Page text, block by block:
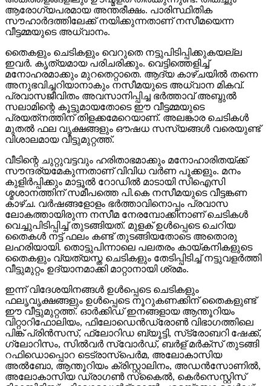
ആരോഗ്യപരമായ അന്തരീക്ഷം. പാരിസ്ഥിതിക
സൗഹാര്‍ദത്തിലേക്ക് നയിക്കുന്നതാണ് നസീമയെന്ന
വീട്ടമ്മയുടെ അധ്വാനം.
തൈകളും ചെടികളും വെറുതെ നട്ടുപിടിപ്പിക്കുകയല്ല
ഇവര്‍. കൃത്യമായ പരിചരിക്കും. വെട്ടിത്തെളിച്ച്
മനോഹരമാക്കും മുറതെറ്റാതെ. ആദ്യ കാഴ്ചയില്‍ തന്നെ
അനുഭവിച്ചറിയാനാകും നസീമയുടെ അധ്വാന മികവ്.
പ്രവാസജീവിതം അവസാനിപ്പിച്ച ഭര്‍ത്താവ് അബ്ദുല്‍
സലാമിന്റെ കൂട്ടുമായതോടെ ഈ വീട്ടമ്മയുടെ
പ്രയത്‌നത്തിന് തിളക്കമേറെയാണ്. അലങ്കാര ചെടികള്‍
മുതല്‍ ഫല വൃക്ഷങ്ങളും ഔഷധ സസ്യങ്ങള്‍ വരെയുണ്ട്
വിശാലമായ വീട്ടുമുറ്റത്ത്.
വീടിന്റെ ചുറ്റുവട്ടവും ഹരിതാഭമാക്കും മനോഹാരിതയ്ക്ക്
സൗന്ദര്യമേകുന്നതാണ് വിവിധ വര്‍ണ പൂക്കളും. മനം
കുളിര്‍പ്പിക്കും മാട്ടൂല്‍ റോഡില്‍ മാടായി സിഐസി
ശ്മശാനത്തിന് സമീപത്തെ പി.കെ നസീമയുടെ വീട്ടങ്കണ
കാഴ്ച. വര്‍ഷങ്ങളോളം ഭര്‍ത്താവിനൊപ്പം പ്രവാസ
ലോകത്തായിരുന്ന നസീമ നേരമ്പോക്കിനാണ് ചെടികള്‍
വെച്ചുപിടിപ്പിച്ച് തുടങ്ങിയത്. മുളക് ഉള്‍പ്പെടെ ചെറിയ
തൈകള്‍ നട്ട് ഫലം കണ്ട് തുടങ്ങിയതോടെ അതൊരു
ലഹരിയായി. തൊട്ടുപിന്നാലെ പലതരം കായ്കനികളുടെ
തൈകളും വ്യത്യസ്ത ചെടികളും തേടിപ്പിടിച്ച് നട്ടുവളര്‍ത്തി
വീട്ടുമുറ്റം ഉദ്യാനമാക്കി മാറ്റാനായി ശ്രമം.
ഇന്ന് വിദേശയിനങ്ങള്‍ ഉള്‍പ്പെടെ ചെടികളും
ഫലൃവൃക്ഷങ്ങളും ഉള്‍പ്പെടെ നൂറുകണക്കിന് തൈകളുണ്ട്
ഈ വീട്ടുമുറ്റത്ത്. ഓര്‍ക്കിഡ് ഇനങ്ങളായ ആന്തൂറിയം
വിറ്റാറിഫോലിയം, ഫിലോഡെന്‍ഡ്രോണ്‍ വിഭാഗത്തിലെ
പിങ്ക് പ്രിന്‍സസ്, ഫ്‌ലോറിഡ ബ്യൂട്ടി, സ്‌ട്രോബറി ഷേക്ക്,
ഗ്ലോറിസം, സില്‍വര്‍ സ്വോര്‍ഡ്, ബര്‍ള് മര്‍ക്‌സ് തുടങ്ങി
റഫിഡൊപ്പൊറ ടെട്രാസ്‌പെര്‍മ, അലോകാസിയ
അല്‍ബോ, ആന്തൂറിയം ക്രിസ്റ്റാലിനം, അഡന്‍സോണില്‍,
അലോകാസിയ ഡ്രാഗണ്‍ സ്‌കൈല്‍, കെര്‍സെസ്റ്റിസ്